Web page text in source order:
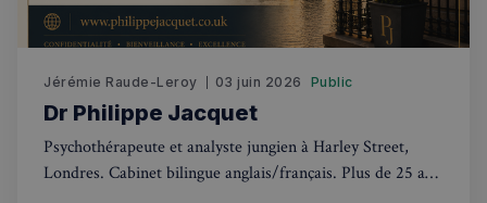
Jérémie Raude-Leroy 03 juin 2026 Public
Dr Philippe Jacquet
Psychothérapeute et analyste jungien à Harley Street,
Londres. Cabinet bilingue anglais/français. Plus de 25 ans